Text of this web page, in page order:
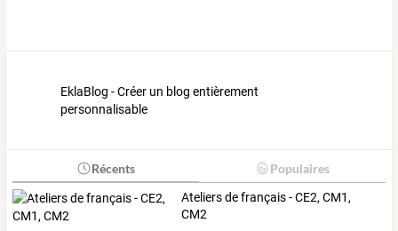
EklaBlog - Créer un blog entièrement
personnalisable
Récents Populaires
Ateliers de français - CE2, CM1,
CM2